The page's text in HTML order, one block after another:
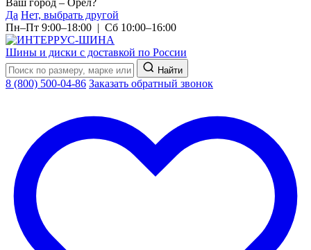
Ваш город – Орел?
Да Нет, выбрать другой
Пн–Пт 9:00–18:00 | Сб 10:00–16:00
Шины и диски с доставкой по России
Найти
8 (800) 500-04-86 Заказать обратный звонок